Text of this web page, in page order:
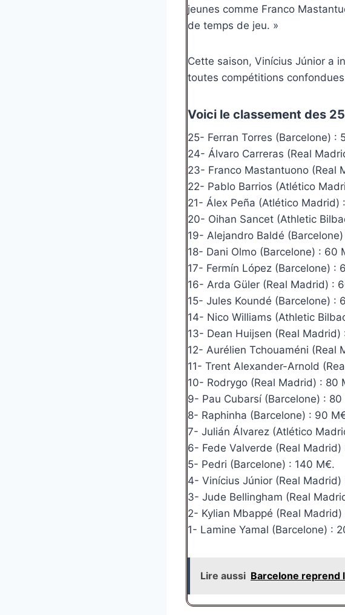
jeunes comme Franco
de temps de jeu. »
Cette saison, Vinícius Júnior a
toutes compétitions
Voici le classement des
25- Ferran Torres (Barcelone) :
24- Álvaro Carreras (Real
23- Franco Mastantuono (Real
22- Pablo Barrios (Atlético
21- Álex Peña (Atlético Madrid)
20- Oihan Sancet (Athletic
19- Alejandro Baldé
18- Dani Olmo (Barcelone) : 60
17- Fermín López (Barcelone) :
16- Arda Güler (Real Madrid) :
15- Jules Koundé (Barcelone) :
14- Nico Williams (Athletic
13- Dean Huijsen (Real
12- Aurélien Tchouaméni (Real
11- Trent Alexander-Arnold
10- Rodrygo (Real Madrid) : 80
9- Pau Cubarsí (Barcelone) : 80
8- Raphinha (Barcelone) : 90
7- Julián Álvarez (Atlético
6- Fede Valverde (Real Madrid)
5- Pedri (Barcelone) : 140 M€.
4- Vinícius Júnior (Real
3- Jude Bellingham (Real
2- Kylian Mbappé (Real Madrid)
1- Lamine Yamal (Barcelone) :
Lire aussi Barcelone reprend